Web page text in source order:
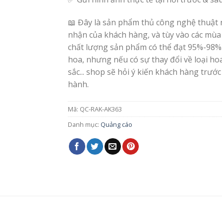
📖 Đây là sản phẩm thủ công nghệ thuật
nhận của khách hàng, và tùy vào các
chất lượng sản phẩm có thể đạt 95%-
hoa, nhưng nếu có sự thay đổi về loại
sắc... shop sẽ hỏi ý kiến khách hàng
hành.
Mã: QC-RAK-AK363
Danh mục: Quảng cáo